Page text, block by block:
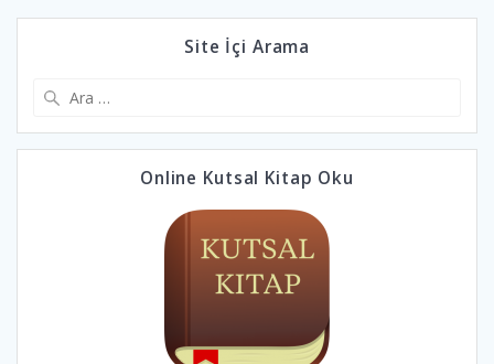
Site İçi Arama
Online Kutsal Kitap Oku